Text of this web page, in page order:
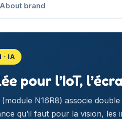
About brand
· IA
pour l’IoT,
N16R8) associe
qu’il faut pour la vision, les